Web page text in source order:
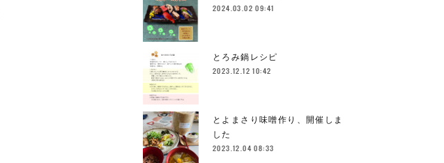
2024.03.02 09:41
とろみ鍋レシピ
2023.12.12 10:42
とよまさり味噌作り、開催しま
した
2023.12.04 08:33